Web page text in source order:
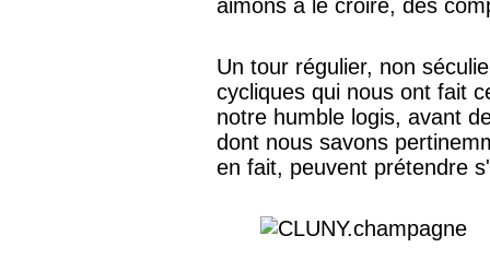
aimons à le croire, des
Un tour régulier, non
cycliques qui nous ont fait
notre humble logis, avant
dont nous savons
en fait, peuvent prétendre